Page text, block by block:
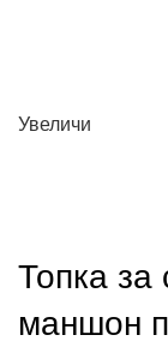
Увеличи
Топка за
маншон